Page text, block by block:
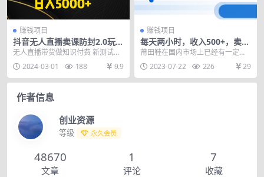
赚钱项目
抖音无人直播卖课防封2.0玩法
打造日不落直播间 日入5000
无人直播带货做知识付费 新测试的
最新玩法用直播伴侣+obs 配合防封
插件的2.0...
2024-03-01 188 9.9
赚钱项目
每天两小时，收入500+，卖莆
田高端篮球鞋，小白轻松月入
莆田鞋在国内市场上已经有一定的
知名度，也一度因为“假鞋”产业而被
诟病。但是随着莆...
2023-07-22 226 29
作者信息
创业资源
等级 永久会员
48670
文章
1
评论
7
收藏